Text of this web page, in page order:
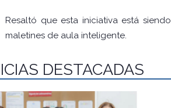
Resaltó que esta iniciativa está
maletines de aula inteligente.
DESTACADAS